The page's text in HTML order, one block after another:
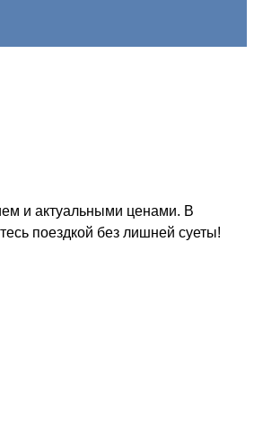
и актуальными ценами. В
поездкой без лишней суеты!